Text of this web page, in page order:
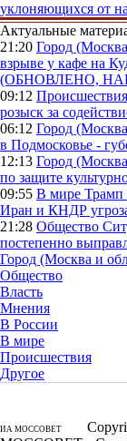
уклоняющихся от
Актуальные
21:20 Город
взрыве у кафе на
(ОБНОВЛЕНО,
09:12 Происшествия
розыск за
06:12 Город
в Подмосковье -
12:13 Город
по защите
09:55 В мире Трамп
Иран и КНДР
21:28 Общество
постепенно
Город (Москва и
Общество
Власть
Мнения
В России
В мире
Происшествия
Другое
ИА МОССОВЕТ